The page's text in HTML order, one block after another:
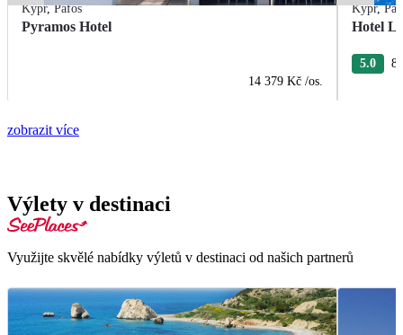
Kypr,Pafos
Pyramos Hotel
14 379 Kč /os.
Kypr,
Hotel
5.0 8
zobrazit více
Výlety v destinaci
Využijte skvělé nabídky výletů v destinaci od našich partnerů